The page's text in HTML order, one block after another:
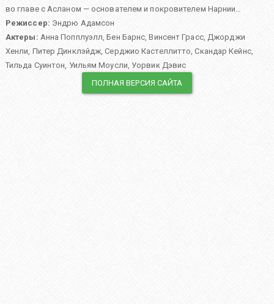
во главе с Асланом — основателем и покровителем Нарнии…
Режиссер: Эндрю Адамсон
Актеры: Анна Попплуэлл,Бен Барнс,Винсент Грасс, Джорджи
Хенли, Питер Динклэйдж,Серджио Кастеллитто,Скандар Кейнс,
Тильда Суинтон, Уильям Моусли, Уорвик Дэвис
ПОЛНАЯ ВЕРСИЯ САЙТА